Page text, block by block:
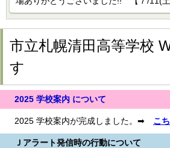
市立札幌清田高等学校
す
2025 学校案内 について
2025 学校案内が完成しました。➡ こ
Ｊアラート発信時の行動について